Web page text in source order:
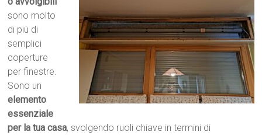
sono molto
di più di
semplici
coperture
per finestre.
Sono un
elemento
essenziale
per la tua casa, svolgendo ruoli chiave in termini di